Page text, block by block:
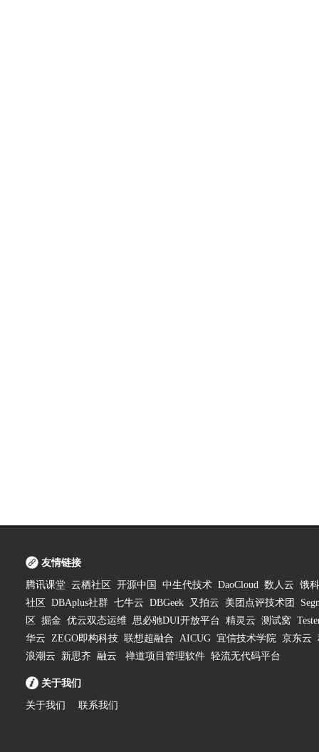
友情链接
腾讯课堂 云栖社区 开源中国 中生代技术 DaoCloud 数人云 饿
社区
DBAplus社群 七牛云 DBGeek 又拍云 美团点评技术团
区
掘金 优云双态运维 思必驰DUI开放平台 精灵云 测试窝
华云 ZEGO即构科技 联想超融合 AICUG 宜信技术学院 京东云
浪潮云
新思齐 融云 禅道项目管理软件 轻流无代码平台
关于我们
关于我们 联系我们